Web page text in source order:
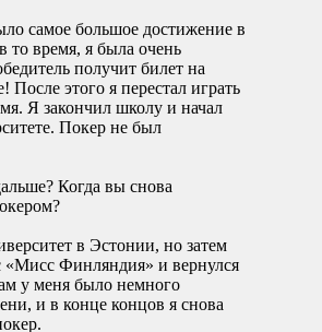
самое большое достижение в
то время, я была очень
получит билет на
После этого я перестал играть
Я закончил школу и начал
Покер не был
Когда вы снова
в Эстонии, но затем
«Мисс Финляндия» и вернулся
у меня было немного
и в конце концов я снова